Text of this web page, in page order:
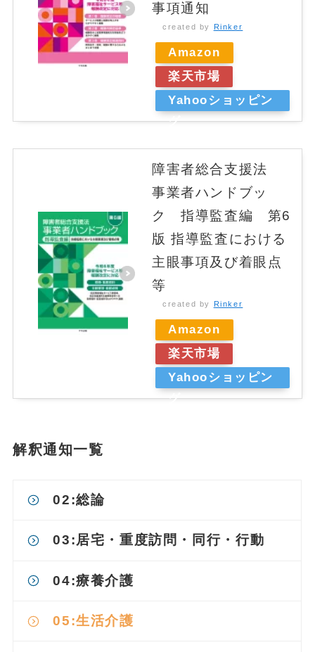
事項通知
created by Rinker
Amazon
楽天市場
Yahooショッピン
グ
障害者総合支援法
事業者ハンドブッ
ク 指導監査編 第6
版 指導監査における
主眼事項及び着眼点
等
created by Rinker
Amazon
楽天市場
Yahooショッピン
グ
解釈通知一覧
02:総論
03:居宅・重度訪問・同行・行動
04:療養介護
05:生活介護